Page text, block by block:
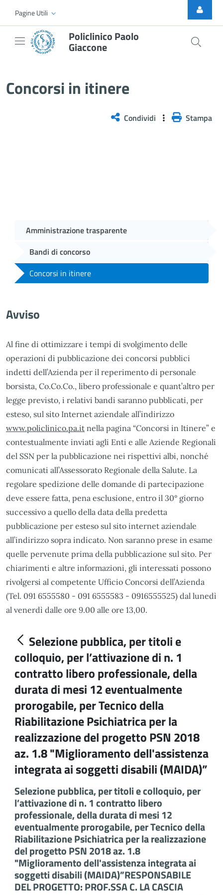
Skip to Main Content
Pagine Utili
Policlinico Paolo
Giaccone
Concorsi in itinere
Condividi Stampa
Amministrazione trasparente
Bandi di concorso
Concorsi in itinere
Avviso
Al fine di ottimizzare i tempi di svolgimento delle
operazioni di pubblicazione dei concorsi pubblici
indetti dell’Azienda per il reperimento di personale
borsista, Co.Co.Co., libero professionale e quant’altro per
legge previsto, i relativi bandi saranno pubblicati, per
esteso, sul sito Internet aziendale all’indirizzo
www.policlinico.pa.it nella pagina “Concorsi in Itinere” e
contestualmente inviati agli Enti e alle Aziende Regionali
del SSN per la pubblicazione nei rispettivi albi, nonché
comunicati all’Assessorato Regionale della Salute. La
regolare spedizione delle domande di partecipazione
deve essere fatta, pena esclusione, entro il 30° giorno
successivo a quello della data della predetta
pubblicazione per esteso sul sito internet aziendale
all’indirizzo sopra indicato. Non saranno prese in esame
quelle pervenute prima della pubblicazione sul sito. Per
chiarimenti e altre informazioni, gli interessati possono
rivolgersi al competente Ufficio Concorsi dell’Azienda
(Tel. 091 6555580 - 091 6555583 - 0916555525) dal lunedì
al venerdì dalle ore 9.00 alle ore 13,00.
Selezione pubblica, per titoli e
colloquio, per l’attivazione di n. 1
contratto libero professionale, della
durata di mesi 12 eventualmente
prorogabile, per Tecnico della
Riabilitazione Psichiatrica per la
realizzazione del progetto PSN 2018
az. 1.8 "Miglioramento dell'assistenza
integrata ai soggetti disabili (MAIDA)”
Selezione pubblica, per titoli e colloquio, per
l’attivazione di n. 1 contratto libero
professionale, della durata di mesi 12
eventualmente prorogabile, per Tecnico della
Riabilitazione Psichiatrica per la realizzazione
del progetto PSN 2018 az. 1.8
"Miglioramento dell'assistenza integrata ai
soggetti disabili (MAIDA)”RESPONSABILE
DEL PROGETTO: PROF.SSA C. LA CASCIA